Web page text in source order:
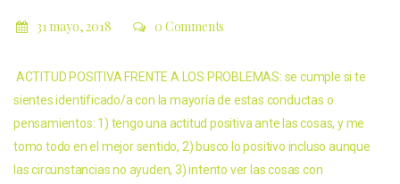
31 mayo, 2018 0 Comments
ACTITUD POSITIVA FRENTE A LOS PROBLEMAS: se cumple si te
sientes identificado/a con la mayoría de estas conductas o
pensamientos: 1) tengo una actitud positiva ante las cosas, y me
tomo todo en el mejor sentido, 2) busco lo positivo incluso aunque
las circunstancias no ayuden, 3) intento ver las cosas con